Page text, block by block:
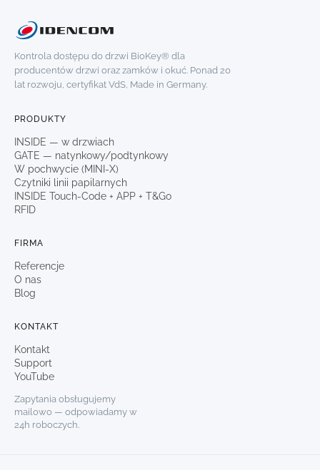
Kontrola dostępu do drzwi BioKey® dla
producentów drzwi oraz zamków i okuć. Ponad 20
lat rozwoju, certyfikat VdS, Made in Germany.
PRODUKTY
INSIDE — w drzwiach
GATE — natynkowy/podtynkowy
W pochwycie (MINI-X)
Czytniki linii papilarnych
INSIDE Touch-Code + APP + T&Go
RFID
FIRMA
Referencje
O nas
Blog
KONTAKT
Kontakt
Support
YouTube
Zapytania obsługujemy
mailowo — odpowiadamy w
24h roboczych.